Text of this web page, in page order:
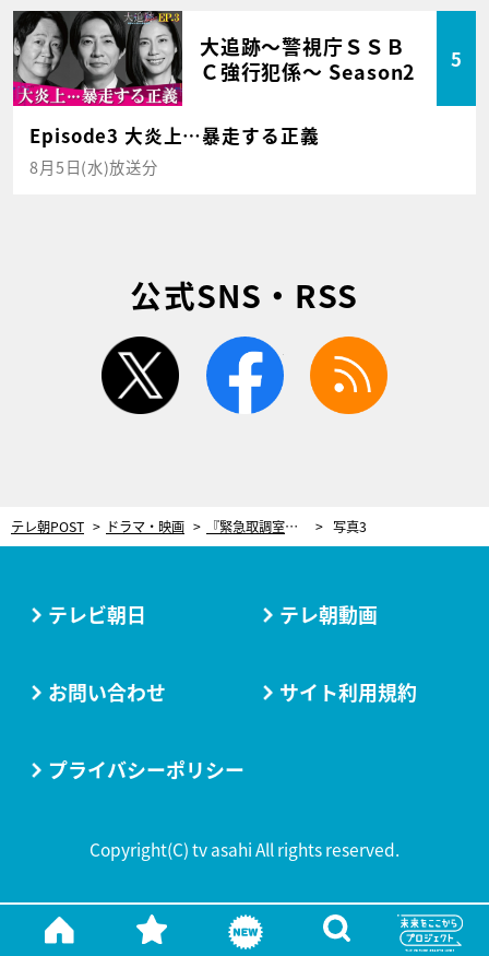
大追跡～警視庁ＳＳＢ
Ｃ強行犯係～ Season2
5
Episode3 大炎上…暴走する正義
8月5日(水)放送分
公式SNS・RSS
twitter facebook
テレ朝POST ドラマ・映画 『緊急取調室』連ドラ最終回直前でまさかの任務失敗！「最悪の失態だ」メインキャストもブチ切れ 写真3
テレビ朝日 テレ朝動画
お問い合わせ サイト利用規約
プライバシーポリシー
Copyright(C) tv asahi All rights reserved.